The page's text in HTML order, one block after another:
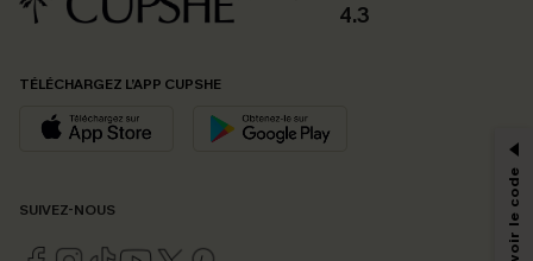
4.3
TÉLÉCHARGEZ L’APP CUPSHE
SUIVEZ-NOUS
PROFITEZ DE -15%
-15% dès 2 Achetés par E-mail